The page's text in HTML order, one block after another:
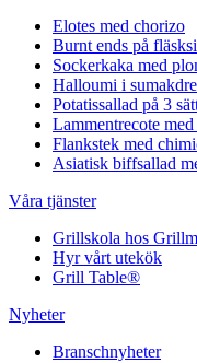
Elotes med chorizo
Burnt ends på
Sockerkaka med
Halloumi i
Potatissallad på 3
Lammentrecote
Flankstek med
Asiatisk biffsallad
Våra tjänster
Grillskola hos
Hyr vårt utekök
Grill Table®
Nyheter
Branschnyheter